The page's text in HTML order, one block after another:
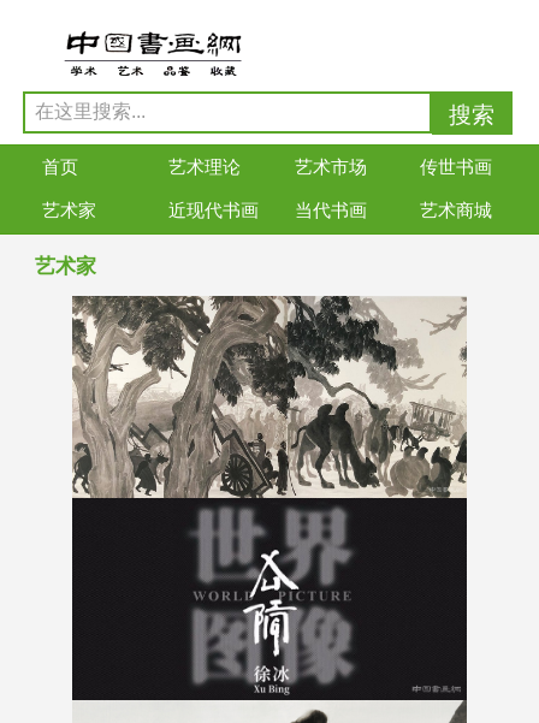
首页 艺术理论 艺术市场 传世书画
艺术家 近现代书画 当代书画 艺术商城
艺术家